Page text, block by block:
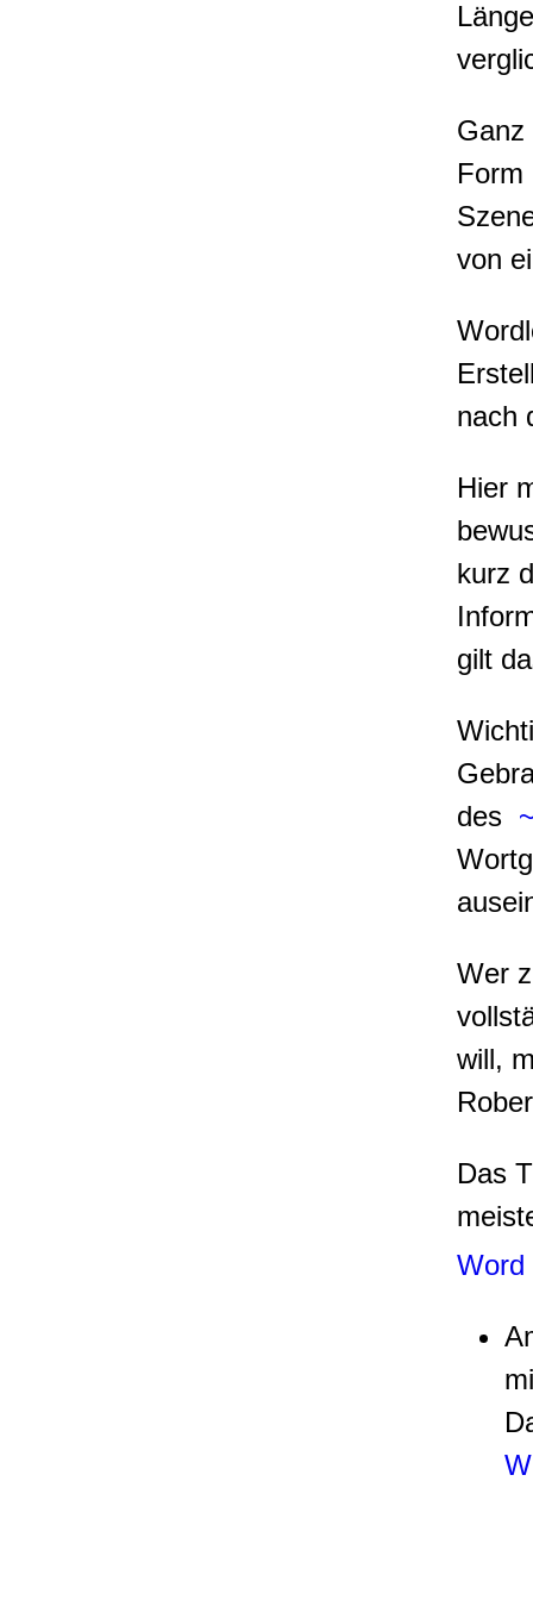
Ganz
Form
von
nach
Hier
kurz
gilt
des
Wer
will,
Das
Word